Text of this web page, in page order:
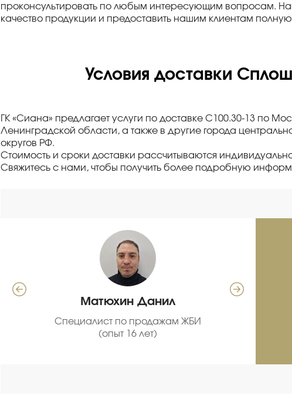
проконсультировать по любым интересующим вопросам.
качество продукции и предоставить нашим клиентам
Условия доставки
ГК «Сиана» предлагает услуги по доставке С100.30-13 по
Ленинградской области, а также в другие города
округов РФ.
Стоимость и сроки доставки рассчитываются
Свяжитесь с нами, чтобы получить более подробную
Матюхин Данил
Специалист по продажам ЖБИ
(опыт 16 лет)